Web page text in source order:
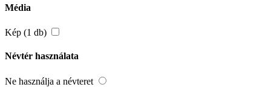
Média
Kép (1 db)
Névtér használata
Ne használja a névteret